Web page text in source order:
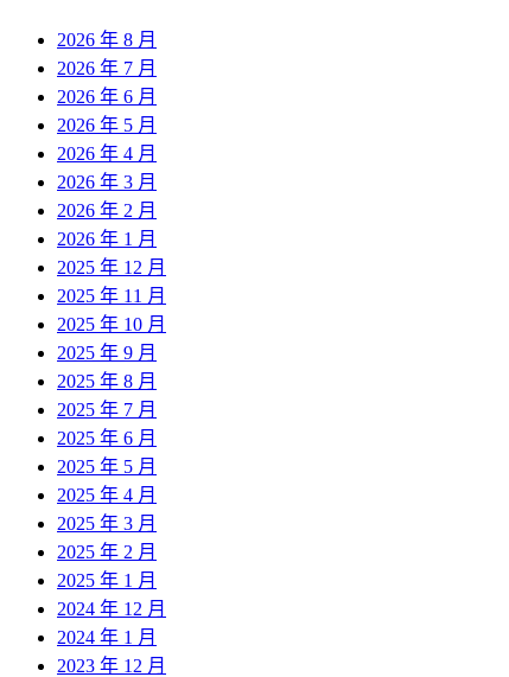
章:
2026 年 8 月
2026 年 7 月
2026 年 6 月
2026 年 5 月
2026 年 4 月
2026 年 3 月
2026 年 2 月
2026 年 1 月
2025 年 12 月
2025 年 11 月
2025 年 10 月
2025 年 9 月
2025 年 8 月
2025 年 7 月
2025 年 6 月
2025 年 5 月
2025 年 4 月
2025 年 3 月
2025 年 2 月
2025 年 1 月
2024 年 12 月
2024 年 1 月
2023 年 12 月